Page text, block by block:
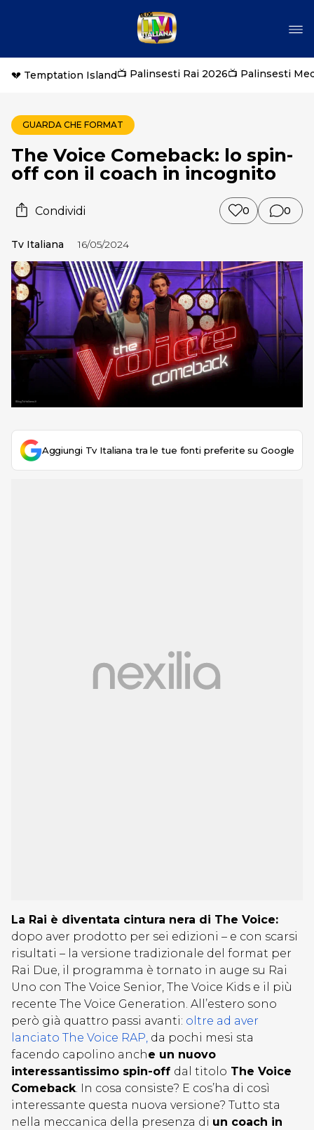
💔 Temptation Island📺 Palinsesti Rai 2026📺 Palinsesti
GUARDA CHE FORMAT
The Voice Comeback: lo spin-
off con il coach in incognito
Condividi 0 0
Tv Italiana 16/05/2024
Aggiungi Tv Italiana tra le tue fonti preferite su Google
La Rai è diventata cintura nera di The Voice:
dopo aver prodotto per sei edizioni – e con scarsi
risultati – la versione tradizionale del format per
Rai Due, il programma è tornato in auge su Rai
Uno con The Voice Senior, The Voice Kids e il più
recente The Voice Generation. All’estero sono
però già quattro passi avanti: oltre ad aver
lanciato The Voice RAP, da pochi mesi sta
facendo capolino anche un nuovo
interessantissimo spin-off dal titolo The Voice
Comeback. In cosa consiste? E cos’ha di così
interessante questa nuova versione? Tutto sta
nella meccanica della presenza di un coach in